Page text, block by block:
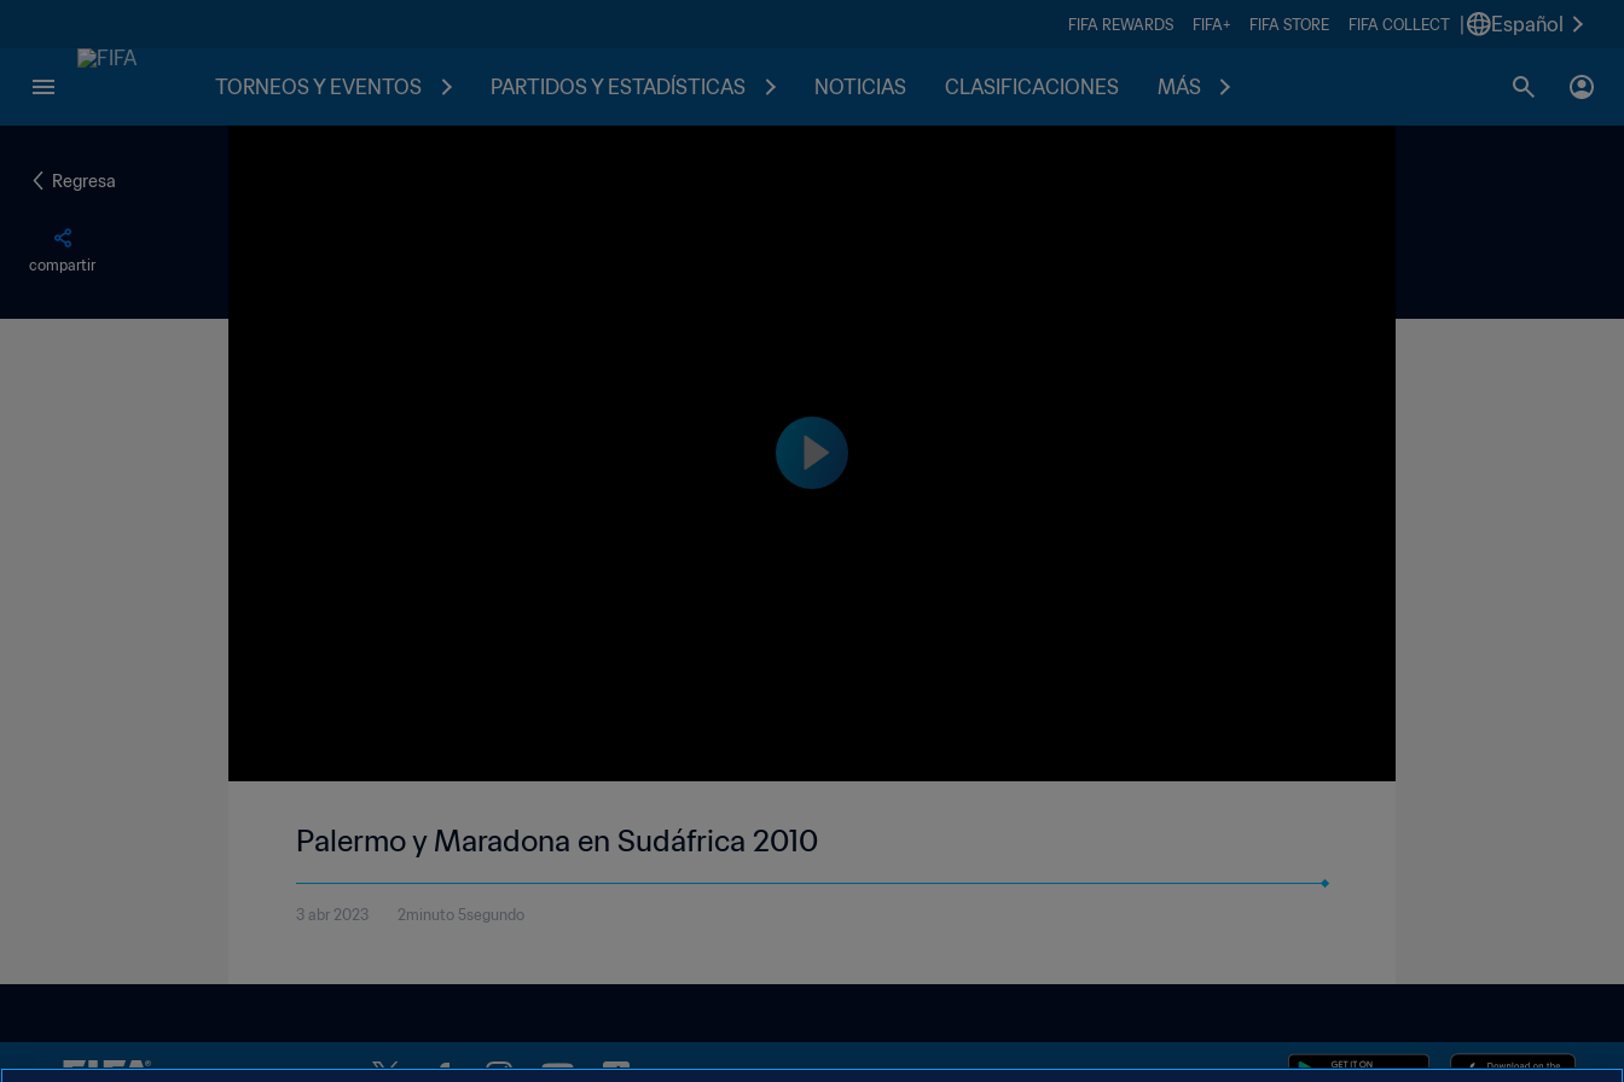
FIFA REWARDS FIFA+ FIFA STORE FIFA COLLECT Español
TORNEOS Y EVENTOS PARTIDOS Y ESTADÍSTICAS NOTICIAS CLASIFICACIONES MÁS
Regresa
compartir
Palermo y Maradona en Sudáfrica 2010
3 abr 2023 2minuto 5segundo